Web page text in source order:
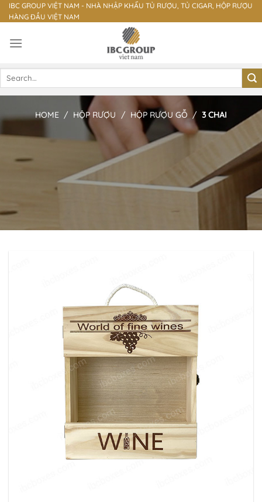
Skip
to
IBC GROUP VIỆT NAM - NHÀ NHẬP KHẨU TỦ RƯỢU, TỦ CIGAR, HỘP RƯỢU
HÀNG ĐẦU VIỆT NAM
Search
HOME / HỘP RƯỢU / HỘP RƯỢU GỖ / 3 CHAI